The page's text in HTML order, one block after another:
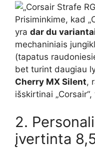
Prisiminkime, kad
yra dar du
mechaniniais
(tapatus
bet turint daugiau
Cherry MX Silent,
išskirtinai
2.
įvertinta